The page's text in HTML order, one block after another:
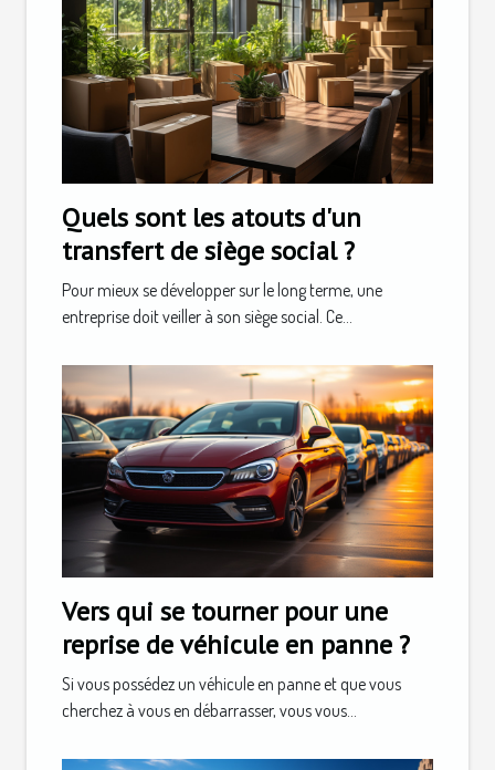
Quels sont les atouts d'un
transfert de siège social ?
Pour mieux se développer sur le long terme, une
entreprise doit veiller à son siège social. Ce...
Vers qui se tourner pour une
reprise de véhicule en panne ?
Si vous possédez un véhicule en panne et que vous
cherchez à vous en débarrasser, vous vous...